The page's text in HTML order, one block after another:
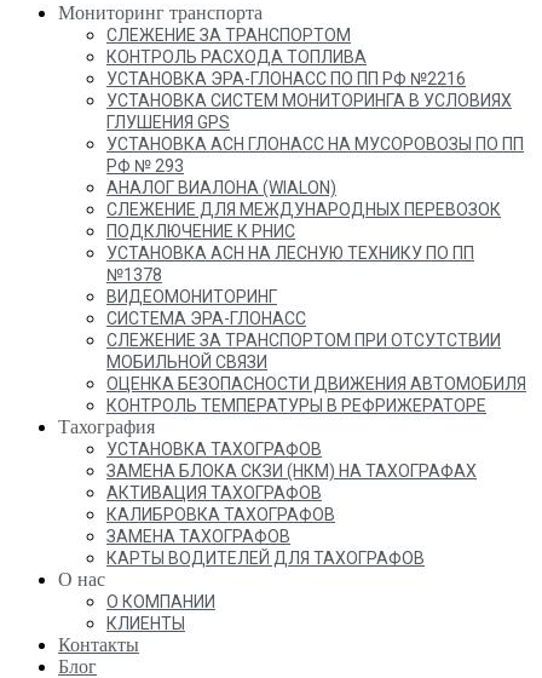
Мониторинг транспорта
СЛЕЖЕНИЕ ЗА ТРАНСПОРТОМ
КОНТРОЛЬ РАСХОДА ТОПЛИВА
УСТАНОВКА ЭРА-ГЛОНАСС ПО ПП РФ №2216
УСТАНОВКА СИСТЕМ МОНИТОРИНГА В УСЛОВИЯХ
ГЛУШЕНИЯ GPS
УСТАНОВКА АСН ГЛОНАСС НА МУСОРОВОЗЫ ПО ПП
РФ № 293
АНАЛОГ ВИАЛОНА (WIALON)
СЛЕЖЕНИЕ ДЛЯ МЕЖДУНАРОДНЫХ ПЕРЕВОЗОК
ПОДКЛЮЧЕНИЕ К РНИС
УСТАНОВКА АСН НА ЛЕСНУЮ ТЕХНИКУ ПО ПП
№1378
ВИДЕОМОНИТОРИНГ
СИСТЕМА ЭРА-ГЛОНАСС
СЛЕЖЕНИЕ ЗА ТРАНСПОРТОМ ПРИ ОТСУТСТВИИ
МОБИЛЬНОЙ СВЯЗИ
ОЦЕНКА БЕЗОПАСНОСТИ ДВИЖЕНИЯ АВТОМОБИЛЯ
КОНТРОЛЬ ТЕМПЕРАТУРЫ В РЕФРИЖЕРАТОРЕ
Тахография
УСТАНОВКА ТАХОГРАФОВ
ЗАМЕНА БЛОКА СКЗИ (НКМ) НА ТАХОГРАФАХ
АКТИВАЦИЯ ТАХОГРАФОВ
КАЛИБРОВКА ТАХОГРАФОВ
ЗАМЕНА ТАХОГРАФОВ
КАРТЫ ВОДИТЕЛЕЙ ДЛЯ ТАХОГРАФОВ
О нас
О КОМПАНИИ
КЛИЕНТЫ
Контакты
Блог